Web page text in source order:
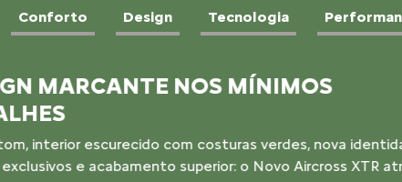
Conforto Design Tecnologia
MOTOR E
Performance na
Novo Aircross XTR
de 7 marchas,